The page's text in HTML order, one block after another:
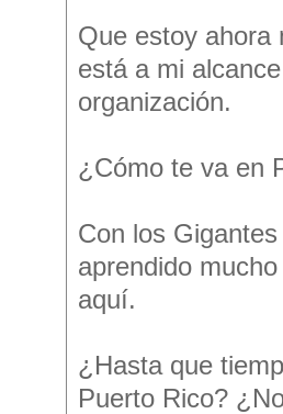
Que estoy ahora
está a mi
organización.
¿Cómo te va en
Con los
aprendido
aquí.
¿Hasta que
Puerto Rico?